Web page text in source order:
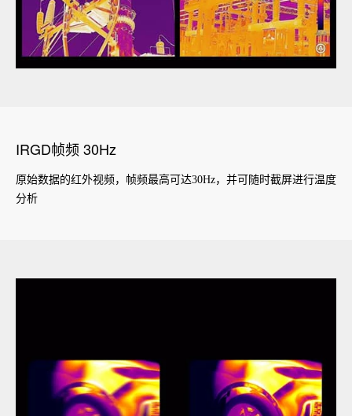
IRGD帧频 30Hz
原始数据的红外视频，帧频最高可达30Hz，并可随时截屏进行温度
分析